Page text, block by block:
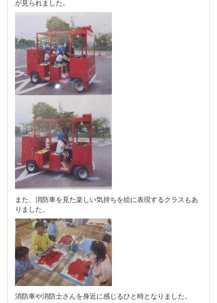
が見られました。
また、消防車を見た楽しい気持ちを絵に表現するクラスもあ
りました。
消防車や消防士さんを身近に感じるひと時となりました。